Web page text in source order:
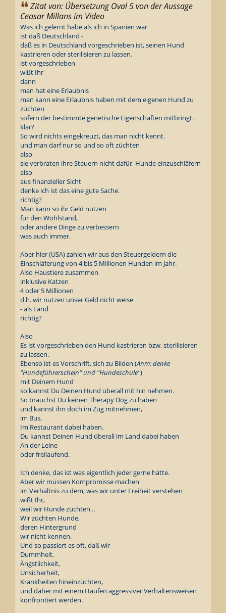
Zitat von: Übersetzung Oval 5 von der Aussage
Ceasar Millans im Video
Was ich gelernt habe als ich in Spanien war
ist daß Deutschland -
daß es in Deutschland vorgeschrieben ist, seinen Hund
kastrieren oder sterilisieren zu lassen.
ist vorgeschrieben
wißt Ihr
dann
man hat eine Erlaubnis
man kann eine Erlaubnis haben mit dem eigenen Hund zu
züchten
sofern der bestimmte genetische Eigenschaften mitbringt.
klar?
So wird nichts eingekreuzt, das man nicht kennt.
und man darf nur so und so oft züchten
also
sie verbraten ihre Steuern nicht dafür, Hunde einzuschläfern
also
aus finanzieller Sicht
denke ich ist das eine gute Sache.
richtig?
Man kann so ihr Geld nutzen
für den Wohlstand,
oder andere Dinge zu verbessern
was auch immer.
Aber hier (USA) zahlen wir aus den Steuergeldern die
Einschläferung von 4 bis 5 Millionen Hunden im Jahr.
Also Haustiere zusammen
inklusive Katzen
4 oder 5 Millionen
d.h. wir nutzen unser Geld nicht weise
- als Land
richtig?
Also
Es ist vorgeschrieben den Hund kastrieren bzw. sterilisieren
zu lassen.
Ebenso ist es Vorschrift, sich zu Bilden (Anm: denke
"Hundeführerschein" und "Hundeschule")
mit Deinem Hund
so kannst Du Deinen Hund überall mit hin nehmen.
So brauchst Du keinen Therapy Dog zu haben
und kannst ihn doch im Zug mitnehmen,
im Bus,
Im Restaurant dabei haben.
Du kannst Deinen Hund überall im Land dabei haben
An der Leine
oder freilaufend.
Ich denke, das ist was eigentlich jeder gerne hätte.
Aber wir müssen Kompromisse machen
im Verhältnis zu dem, was wir unter Freiheit verstehen
wißt Ihr,
weil wir Hunde züchten ..
Wir züchten Hunde,
deren Hintergrund
wir nicht kennen.
Und so passiert es oft, daß wir
Dummheit,
Ängstlichkeit,
Unsicherheit,
Krankheiten hineinzüchten,
und daher mit einem Haufen aggressiver Verhaltensweisen
konfrontiert werden.